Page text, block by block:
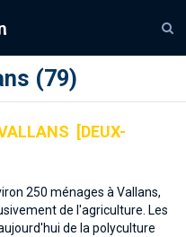
(79)
[DEUX-
250 ménages à Vallans,
de l'agriculture. Les
de la polyculture